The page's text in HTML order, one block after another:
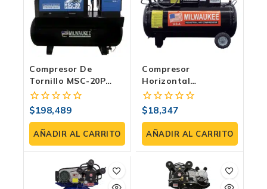
Compresor De
Tornillo MSC-20P
SHTS: Tu Nueva
Central De Poder
Inagotable
0
fuera
de
5
$198,489
AÑADIR AL CARRITO
Compresor
Horizontal
Milwaukee
COMJC30H108B | 3
HP, 108 Litros, 120
PSI
0
fuera
de
5
$18,347
AÑADIR AL CARRITO